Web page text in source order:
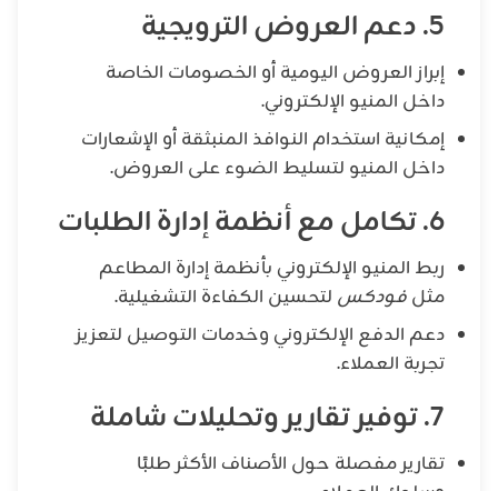
5. دعم العروض الترويجية
إبراز العروض اليومية أو الخصومات الخاصة
داخل المنيو الإلكتروني.
إمكانية استخدام النوافذ المنبثقة أو الإشعارات
داخل المنيو لتسليط الضوء على العروض.
6. تكامل مع أنظمة إدارة الطلبات
ربط المنيو الإلكتروني بأنظمة إدارة المطاعم
مثلفودكس لتحسين الكفاءة التشغيلية.
دعم الدفع الإلكتروني وخدمات التوصيل لتعزيز
تجربة العملاء.
7. توفير تقارير وتحليلات شاملة
تقارير مفصلة حول الأصناف الأكثر طلبًا